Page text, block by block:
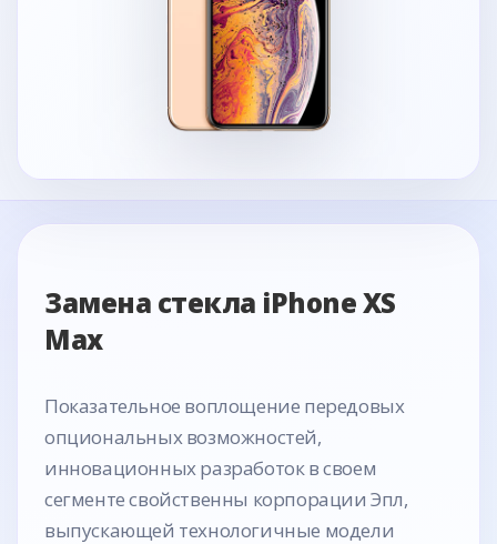
Замена стекла iPhone XS
Max
Показательное воплощение передовых
опциональных возможностей,
инновационных разработок в своем
сегменте свойственны корпорации Эпл,
выпускающей технологичные модели